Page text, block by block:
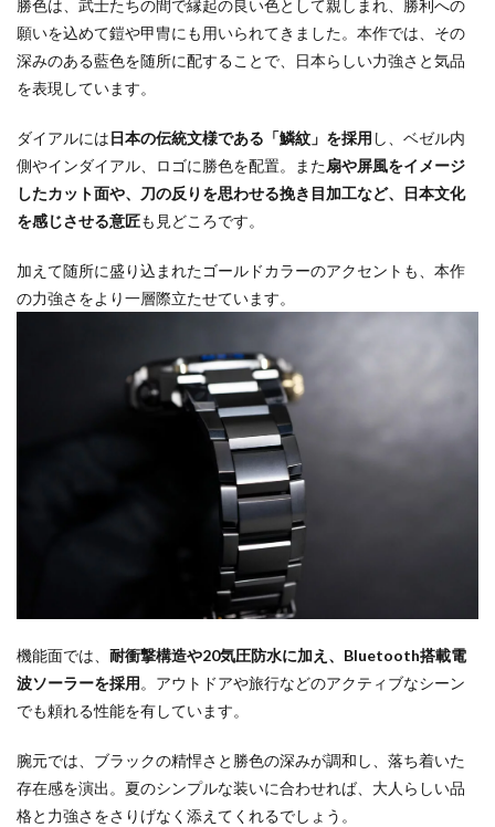
勝色は、武士たちの間で縁起の良い色として親しまれ、勝利への
願いを込めて鎧や甲冑にも用いられてきました。本作では、その
深みのある藍色を随所に配することで、日本らしい力強さと気品
を表現しています。
ダイアルには日本の伝統文様である「鱗紋」を採用 し、ベゼル内
側やインダイアル、ロゴに勝色を配置。また扇や屏風をイメージ
したカット面や、刀の反りを思わせる挽き目加工など、日本文化
を感じさせる意匠も見どころです。
加えて随所に盛り込まれたゴールドカラーのアクセントも、本作
の力強さをより一層際立たせています。
機能面では、 耐衝撃構造や20気圧防水に加え、Bluetooth搭載電
波ソーラーを採用。アウトドアや旅行などのアクティブなシーン
でも頼れる性能を有しています。
腕元では、ブラックの精悍さと勝色の深みが調和し、落ち着いた
存在感を演出。夏のシンプルな装いに合わせれば、大人らしい品
格と力強さをさりげなく添えてくれるでしょう。